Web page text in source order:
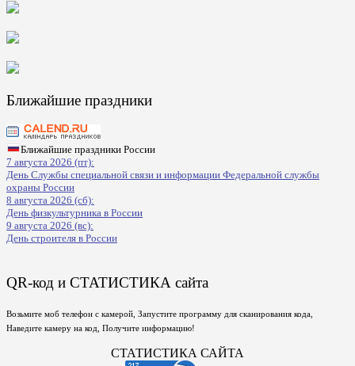
Ближайшие праздники
Ближайшие праздники России
7 августа 2026 (пт):
День Службы специальной связи и информации Федеральной службы
охраны России
8 августа 2026 (сб):
День физкультурника в России
9 августа 2026 (вс):
День строителя в России
QR-код и СТАТИСТИКА сайта
Возьмите моб телефон с камерой, Запустите программу для сканирования кода,
Наведите камеру на код, Получите информацию!
СТАТИСТИКА САЙТА